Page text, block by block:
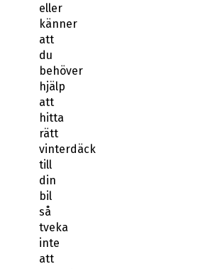
eller
känner
att
du
behöver
hjälp
att
hitta
rätt
vinterdäck
till
din
bil
så
tveka
inte
att